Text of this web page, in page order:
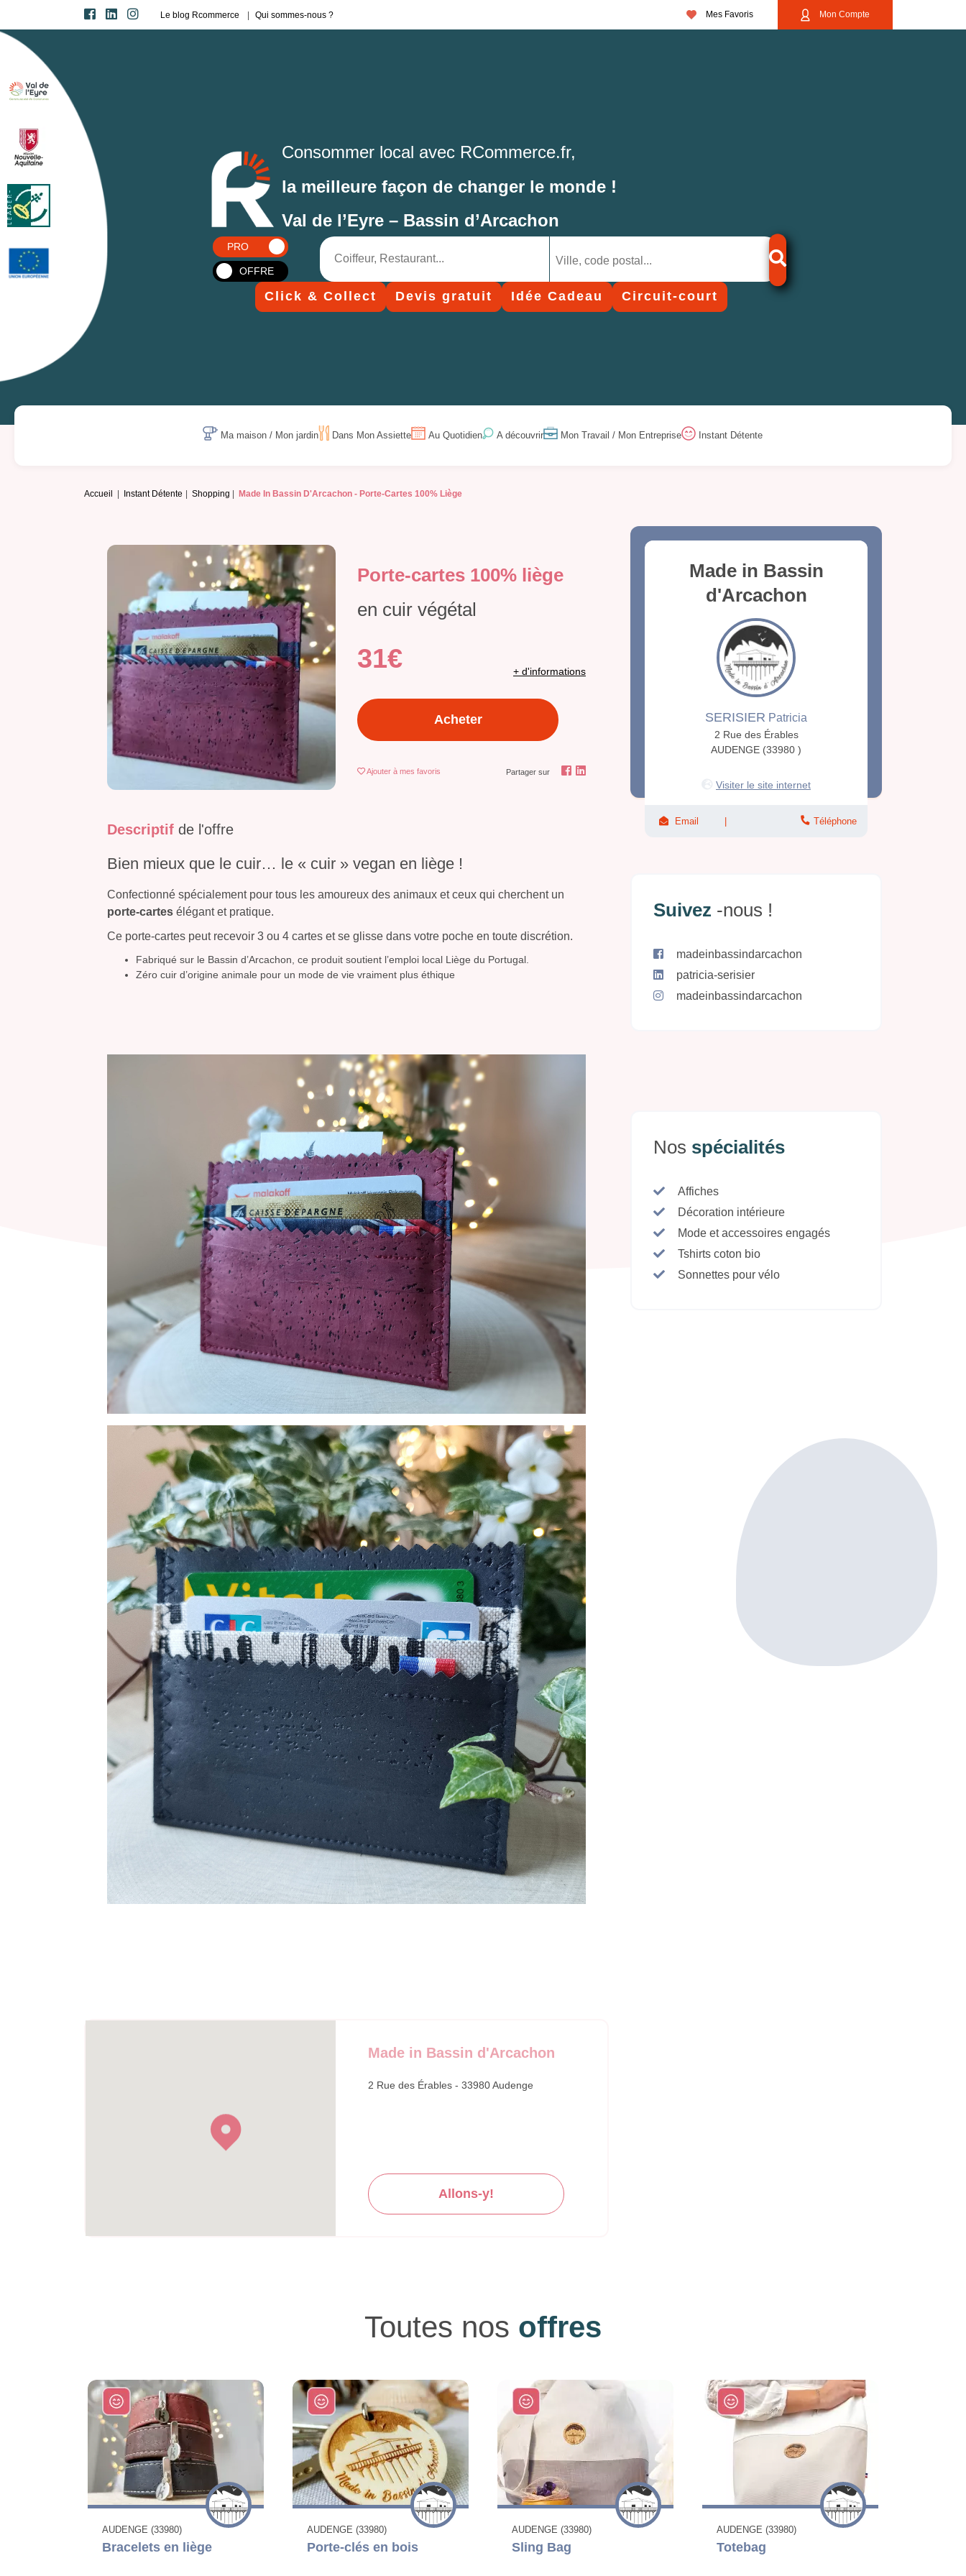
Le blog Rcommerce Qui sommes-nous ? Mes Favoris Mon Compte
Consommer local avec RCommerce.fr,
la meilleure façon de changer le monde !
Val de l’Eyre – Bassin d’Arcachon
PRO
OFFRE
Click & Collect Devis gratuit Idée Cadeau Circuit-court
Ma maison / Mon jardin Dans Mon Assiette Au Quotidien A découvrir Mon Travail / Mon Entreprise Instant Détente
Accueil Instant Détente Shopping Made In Bassin D'Arcachon - Porte-Cartes 100% Liège
Porte-cartes 100% liège
en cuir végétal
31€ + d'informations
Acheter
Ajouter à mes favoris Partager sur
Descriptif de l'offre
Bien mieux que le cuir… le « cuir » vegan en liège !
Confectionné spécialement pour tous les amoureux des animaux et ceux qui cherchent un
porte-cartes élégant et pratique.
Ce porte-cartes peut recevoir 3 ou 4 cartes et se glisse dans votre poche en toute discrétion.
Fabriqué sur le Bassin d’Arcachon, ce produit soutient l’emploi local Liège du Portugal.
Zéro cuir d’origine animale pour un mode de vie vraiment plus éthique
Made in Bassin d'Arcachon
2 Rue des Érables - 33980 Audenge
Allons-y!
Made in Bassin
d'Arcachon
SERISIER Patricia
2 Rue des Érables
AUDENGE (33980 )
Visiter le site internet
Email Téléphone
Suivez -nous !
madeinbassindarcachon
patricia-serisier
madeinbassindarcachon
Nos spécialités
Affiches
Décoration intérieure
Mode et accessoires engagés
Tshirts coton bio
Sonnettes pour vélo
Toutes nos offres
AUDENGE (33980)
Bracelets en liège
AUDENGE (33980)
Porte-clés en bois
AUDENGE (33980)
Sling Bag
AUDENGE (33980)
Totebag